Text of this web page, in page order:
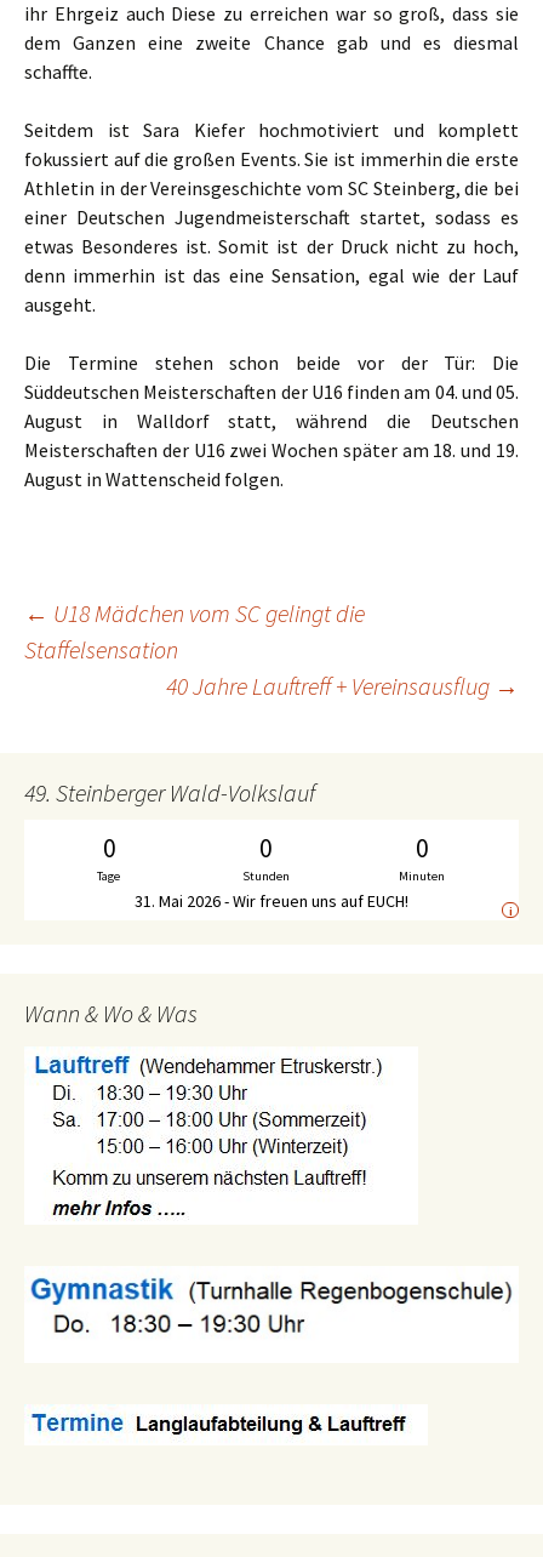
ihr Ehrgeiz auch Diese zu erreichen war so groß, dass sie
dem Ganzen eine zweite Chance gab und es diesmal
schaffte.
Seitdem ist Sara Kiefer hochmotiviert und komplett
fokussiert auf die großen Events. Sie ist immerhin die erste
Athletin in der Vereinsgeschichte vom SC Steinberg, die bei
einer Deutschen Jugendmeisterschaft startet, sodass es
etwas Besonderes ist. Somit ist der Druck nicht zu hoch,
denn immerhin ist das eine Sensation, egal wie der Lauf
ausgeht.
Die Termine stehen schon beide vor der Tür: Die
Süddeutschen Meisterschaften der U16 finden am 04. und 05.
August in Walldorf statt, während die Deutschen
Meisterschaften der U16 zwei Wochen später am 18. und 19.
August in Wattenscheid folgen.
Beitrags-
Navigation
← U18 Mädchen vom SC gelingt die
Staffelsensation
40 Jahre Lauftreff + Vereinsausflug →
49. Steinberger Wald-Volkslauf
0
Tage
0
Stunden
0
Minuten
31. Mai 2026 - Wir freuen uns auf EUCH! i
Wann & Wo & Was